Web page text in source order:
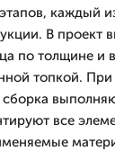
каждый
В проект
по толщине и
топкой. При
все